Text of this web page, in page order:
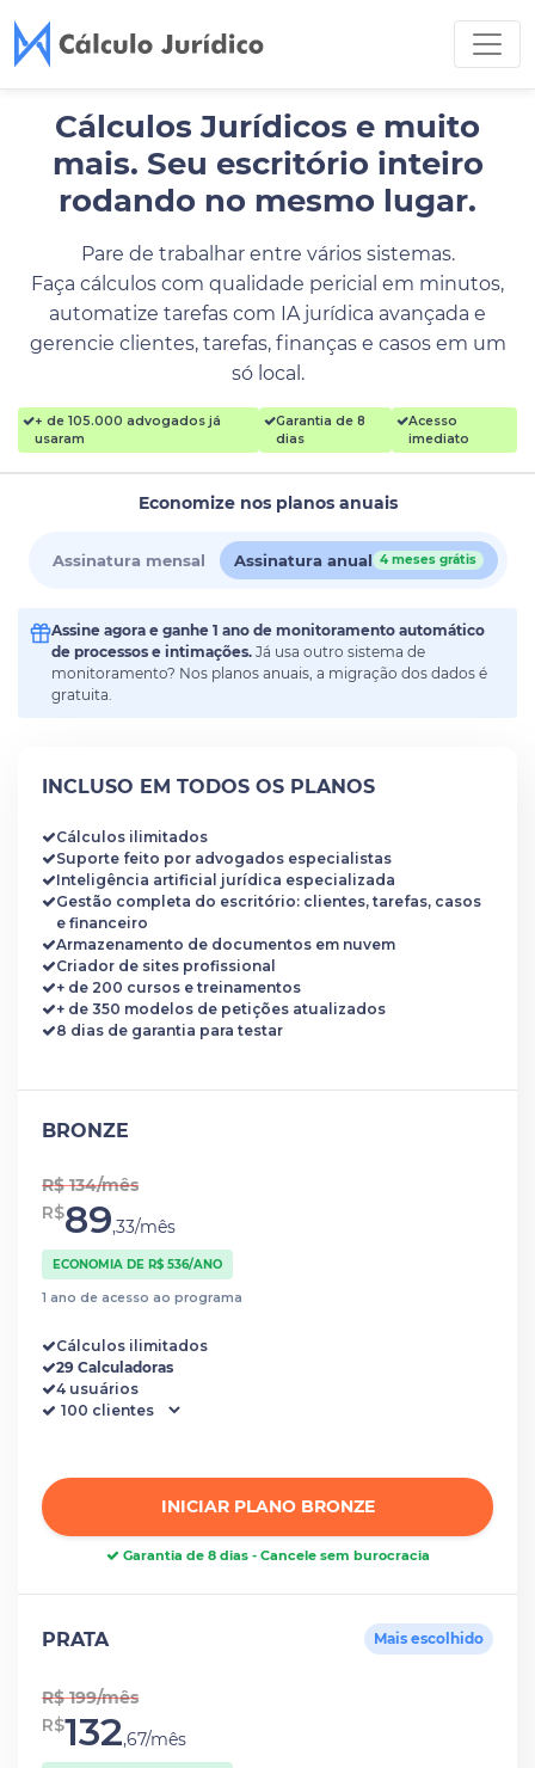
Cálculos Jurídicos e muito
mais. Seu escritório inteiro
rodando no mesmo lugar.
Pare de trabalhar entre vários sistemas.
Faça cálculos com qualidade pericial em minutos,
automatize tarefas com IA jurídica avançada e
gerencie clientes, tarefas, finanças e casos em um
só local.
+ de 105.000 advogados já
usaram
Garantia de 8
dias
Acesso
imediato
Economize nos planos anuais
Assinatura mensal Assinatura anual 4 meses grátis
Assine agora e ganhe 1 ano de monitoramento automático
de processos e intimações. Já usa outro sistema de
monitoramento? Nos planos anuais, a migração dos dados é
gratuita.
INCLUSO EM TODOS OS PLANOS
Cálculos ilimitados
Suporte feito por advogados especialistas
Inteligência artificial jurídica especializada
Gestão completa do escritório: clientes, tarefas, casos
e financeiro
Armazenamento de documentos em nuvem
Criador de sites profissional
+ de 200 cursos e treinamentos
+ de 350 modelos de petições atualizados
8 dias de garantia para testar
BRONZE
R$ 134/mês
R$89,33/mês
ECONOMIA DE R$ 536/ANO
1 ano de acesso ao programa
Cálculos ilimitados
29 Calculadoras
4 usuários
INICIAR PLANO BRONZE
Garantia de 8 dias - Cancele sem burocracia
PRATA Mais escolhido
R$ 199/mês
R$132,67/mês